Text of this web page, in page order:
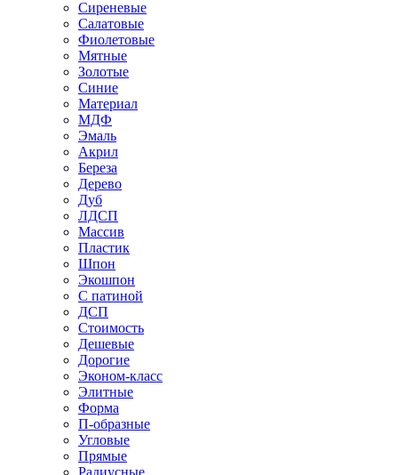
Сиреневые
Салатовые
Фиолетовые
Мятные
Золотые
Синие
Материал
МДФ
Эмаль
Акрил
Береза
Дерево
Дуб
ЛДСП
Массив
Пластик
Шпон
Экошпон
С патиной
ДСП
Стоимость
Дешевые
Дорогие
Эконом-класс
Элитные
Форма
П-образные
Угловые
Прямые
Радиусные